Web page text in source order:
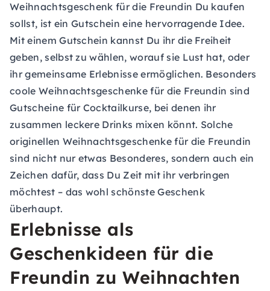
Weihnachtsgeschenk für die Freundin Du kaufen
sollst, ist einGutschein eine hervorragende Idee.
Mit einemGutschein kannst Du ihr die Freiheit
geben, selbst zu wählen, worauf sie Lust hat, oder
ihr gemeinsame Erlebnisse ermöglichen. Besonders
coole Weihnachtsgeschenke für die Freundin sind
Gutscheine für Cocktailkurse, bei denen ihr
zusammen leckere Drinks mixen könnt. Solche
originellen Weihnachtsgeschenke für die Freundin
sind nicht nur etwas Besonderes, sondern auch ein
Zeichen dafür, dass Du Zeit mit ihr verbringen
möchtest – das wohl schönste Geschenk
überhaupt.
Erlebnisse als
Geschenkideen für die
Freundin zu Weihnachten